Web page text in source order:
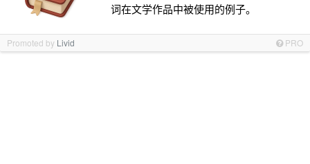
词在文学作品中被使用的例子。
Promoted by Livid PRO